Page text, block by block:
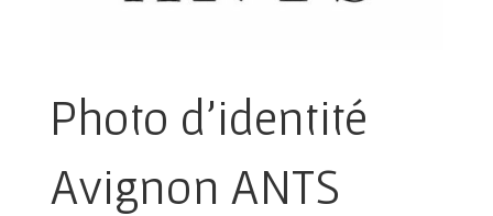
Photo d'identité
Avignon ANTS